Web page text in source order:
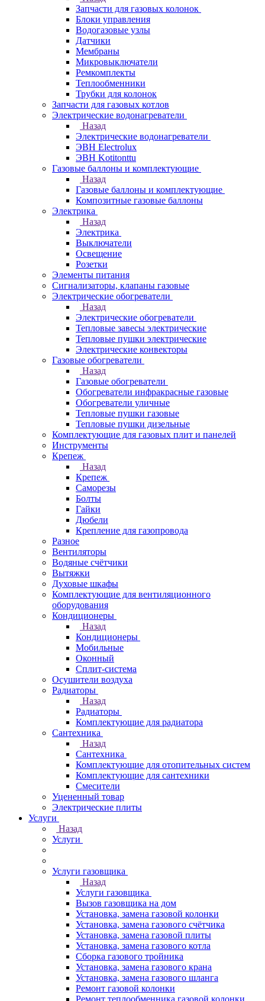
Запчасти для газовых колонок
Блоки управления
Водогазовые узлы
Датчики
Мембраны
Микровыключатели
Ремкомплекты
Теплообменники
Трубки для колонок
Запчасти для газовых котлов
Электрические водонагреватели
Назад
Электрические водонагреватели
ЭВН Electrolux
ЭВН Kotitonttu
Газовые баллоны и комплектующие
Назад
Газовые баллоны и комплектующие
Композитные газовые баллоны
Электрика
Назад
Электрика
Выключатели
Освещение
Розетки
Элементы питания
Сигнализаторы, клапаны газовые
Электрические обогреватели
Назад
Электрические обогреватели
Тепловые завесы электрические
Тепловые пушки электрические
Электрические конвекторы
Газовые обогреватели
Назад
Газовые обогреватели
Обогреватели инфракрасные газовые
Обогреватели уличные
Тепловые пушки газовые
Тепловые пушки дизельные
Комплектующие для газовых плит и панелей
Инструменты
Крепеж
Назад
Крепеж
Саморезы
Болты
Гайки
Дюбели
Крепление для газопровода
Разное
Вентиляторы
Водяные счётчики
Вытяжки
Духовые шкафы
Комплектующие для вентиляционного
оборудования
Кондиционеры
Назад
Кондиционеры
Мобильные
Оконный
Сплит-система
Осушители воздуха
Радиаторы
Назад
Радиаторы
Комплектующие для радиатора
Сантехника
Назад
Сантехника
Комплектующие для отопительных систем
Комплектующие для сантехники
Смесители
Уцененный товар
Электрические плиты
Услуги
Назад
Услуги
Услуги газовщика
Назад
Услуги газовщика
Вызов газовщика на дом
Установка, замена газовой колонки
Установка, замена газового счётчика
Установка, замена газовой плиты
Установка, замена газового котла
Сборка газового тройника
Установка, замена газового крана
Установка, замена газового шланга
Ремонт газовой колонки
Ремонт теплообменника газовой колонки